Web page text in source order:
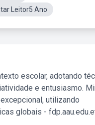
Leitor5 Ano
escolar, adotando
e entusiasmo.
utilizando
globais -